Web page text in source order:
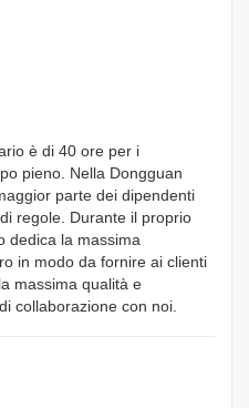
è di 40 ore per i
pieno. Nella Dongguan
parte dei dipendenti
regole. Durante il proprio
dedica la massima
in modo da fornire ai clienti
massima qualità e
collaborazione con noi.